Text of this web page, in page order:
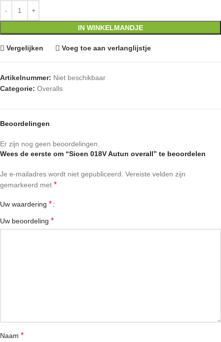
IN WINKELMANDJE
Vergelijken Voeg toe aan verlanglijstje
Artikelnummer: Niet beschikbaar
Categorie: Overalls
Beoordelingen
Er zijn nog geen beoordelingen.
Wees de eerste om “Sioen 018V Autun overall” te beoordelen
Je e-mailadres wordt niet gepubliceerd. Vereiste velden zijn
gemarkeerd met *
Uw waardering *
Uw beoordeling *
Naam *